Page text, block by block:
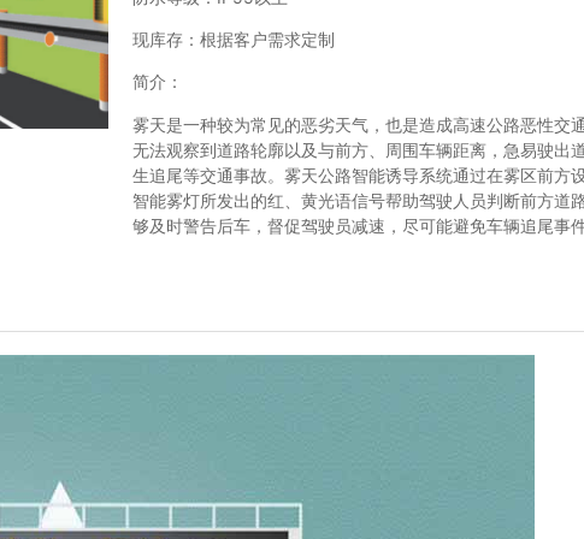
现库存：根据客户需求定制
简介：
雾天是一种较为常见的恶劣天气，也是造成高速公路恶性
无法观察到道路轮廓以及与前方、周围车辆距离，急易驶
生追尾等交通事故。雾天公路智能诱导系统通过在雾区前方
智能雾灯所发出的红、黄光语信号帮助驾驶人员判断前方
够及时警告后车，督促驾驶员减速，尽可能避免车辆追尾事件